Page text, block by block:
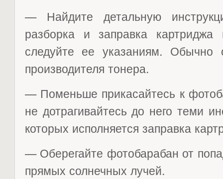
— Найдите детальную
разборка и заправка
следуйте ее указаниям.
производителя тонера.
— Поменьше прикасайтесь к
не дотрагивайтесь до него теми
которых исполняется заправка
— Оберегайте фотобарабан от
прямых солнечных лучей.